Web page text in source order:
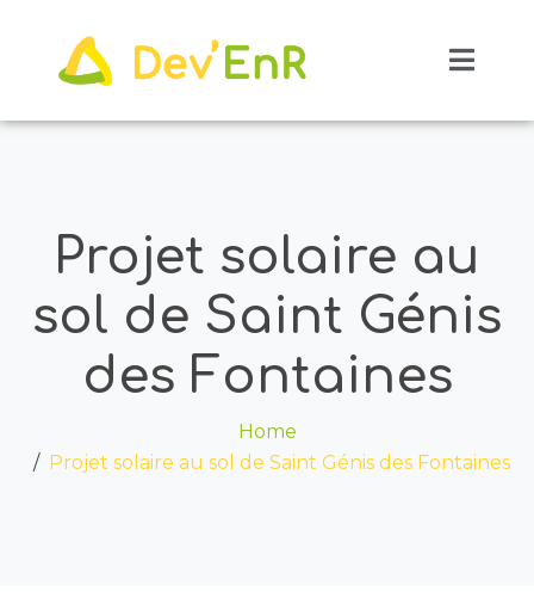
Projet solaire au
sol de Saint Génis
des Fontaines
Home
Projet solaire au sol de Saint Génis des Fontaines